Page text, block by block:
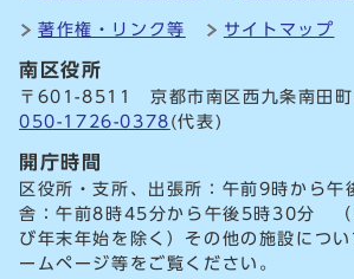
著作権・リンク等 サイトマップ
南区役所
〒601-8511 京都市南区西九条南田
050-1726-0378 (代表)
開庁時間
区役所・支所、出張所：午前9時から
舎：午前8時45分から午後5時30分 （
び年末年始を除く）その他の施設につ
ームページ等をご覧ください。